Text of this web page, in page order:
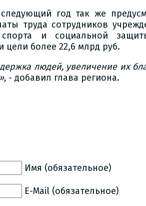
год так же
труда сотрудников
и социальной
цели более 22,6 млрд руб.
людей, увеличение их
- добавил глава региона.
Имя (обязательное)
E-Mail (обязательное)